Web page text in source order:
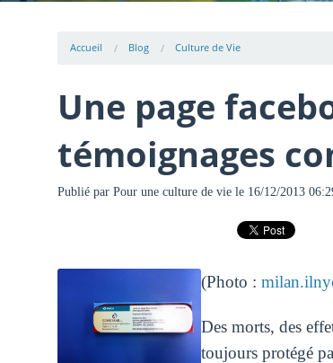
Accueil Blog Culture de Vie
Une page
témoignages
Publié par Pour une culture de viele 16/12/2013
(Photo :
Des morts, des
toujours protégé